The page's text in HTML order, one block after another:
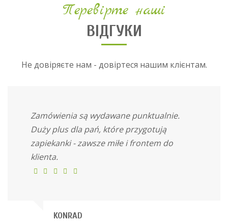
Перевірте наші
ВІДГУКИ
Не довіряєте нам - довіртеся нашим клієнтам.
Zamówienia są wydawane punktualnie.
Duży plus dla pań, które przygotują
zapiekanki - zawsze miłe i frontem do
klienta.
KONRAD